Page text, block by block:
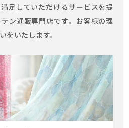
足していただけるサービスを提
ン通販専門店です。お客様の理
をいたします。